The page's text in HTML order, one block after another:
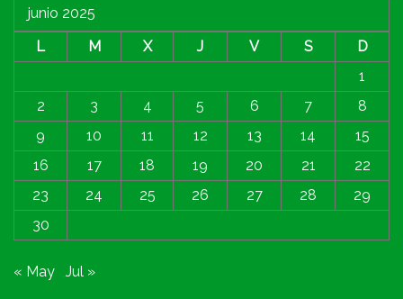
junio 2025
L
M X J V S
D
1
2
3 4 5 6 7
8
9
10 11 12 13 14
15
16
17 18 19 20 21
22
23
24 25 26 27 28
29
30
« May Jul »